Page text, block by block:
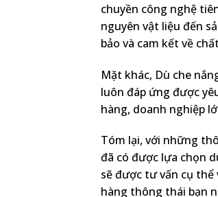
chuyền công nghệ
nguyên vật liệu đến
bảo và cam kết về
Mặt khác, Dù che
luôn đáp ứng được
hàng, doanh nghiệp
Tóm lại, với những
đã có được lựa chọn
sẽ được tư vấn cụ
hàng thông thái bạn